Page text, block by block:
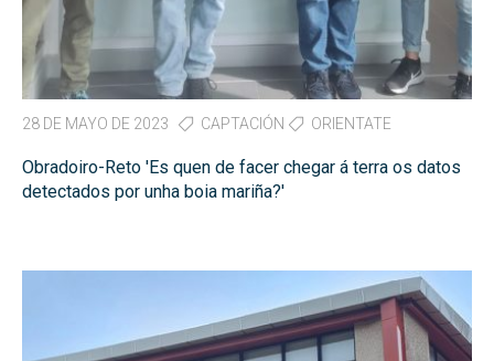
28 DE MAYO DE 2023 CAPTACIÓN ORIENTATE
Obradoiro-Reto 'Es quen de facer chegar á terra os datos
detectados por unha boia mariña?'